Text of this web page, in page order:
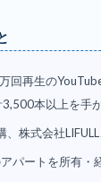
回再生の
本以上を手
、株式会社
パートを所有・